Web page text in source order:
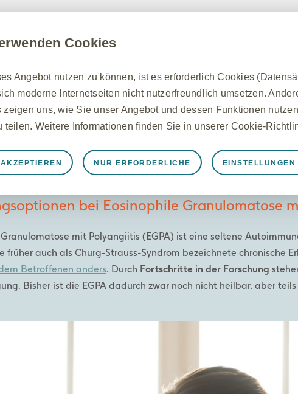
Therapie bei EGPA
bei Eosinophile Granulomatose
mit Polyangiitis (EGPA) ist eine seltene
früher auch als Churg-Strauss-Syndrom bezeichnete chronische
Betroffenen anders. Durch Fortschritte in der Forschung
Bisher ist die EGPA dadurch zwar noch nicht heilbar, aber
Cookies
Angebot nutzen zu können, ist es erforderlich Cookies
moderne Internetseiten nicht nutzerfreundlich umsetzen.
zeigen uns, wie Sie unser Angebot und dessen Funktionen
teilen. Weitere Informationen finden Sie in unserer Cookie-
aktiv Nur unbedingt erforderliche Cookies
damit die Website ordnungsgemäß funktioniert, z. B. um
Cookie- und Tag-Einstellungen zu verwalten und die
wie z. B. das Festlegen Ihrer Datenschutzeinstellungen,
Ihren Browser so einstellen, dass er diese Cookies blockiert oder
nicht funktionieren. Diese Cookies speichern keine
NUR ERFORDERLICHE EINSTELLUNGEN